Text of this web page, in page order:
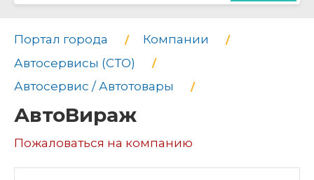
Портал города
Компании
Автосервисы (СТО)
Автосервис / Автотовары
АвтоВираж
Пожаловаться на компанию